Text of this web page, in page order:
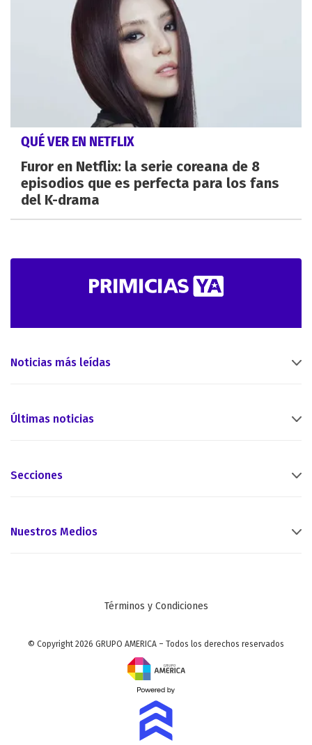
QUÉ VER EN NETFLIX
Furor en Netflix: la serie coreana de 8
episodios que es perfecta para los fans
del K-drama
Noticias más leídas
Últimas noticias
Secciones
Nuestros Medios
Términos y Condiciones
© Copyright 2026 GRUPO AMERICA – Todos los derechos reservados